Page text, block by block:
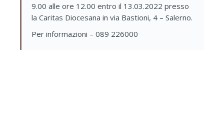
9.00 alle ore 12.00 entro il 13.03.2022 presso
la Caritas Diocesana in via Bastioni, 4 – Salerno.
Per informazioni – 089 226000